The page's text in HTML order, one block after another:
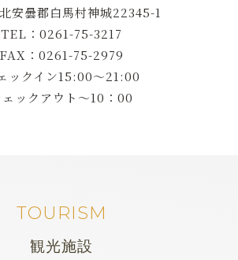
安曇郡白馬村神城22345-1
TEL：0261-75-3217
FAX：0261-75-2979
ックイン15:00～21:00
ェックアウト～10：00
TOURISM
観光施設